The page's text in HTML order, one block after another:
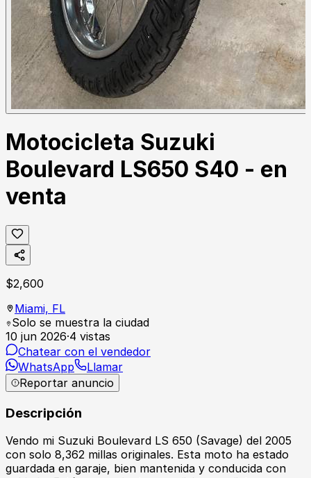
Motocicleta Suzuki
Boulevard LS650 S40 - en
venta
$2,600
Miami, FL
Solo se muestra la ciudad
10 jun 2026·4 vistas
Chatear con el vendedor
WhatsApp
Llamar
Reportar anuncio
Descripción
Vendo mi Suzuki Boulevard LS 650 (Savage) del 2005
con solo 8,362 millas originales. Esta moto ha estado
guardada en garaje, bien mantenida y conducida con